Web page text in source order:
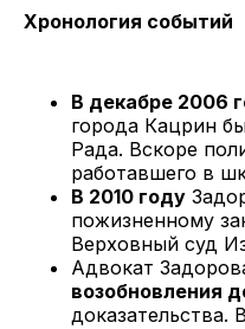
Хронология событий
В декабре 2006
города Кацрин
Рада. Вскоре
работавшего в
В 2010 году
пожизненному
Верховный суд
Адвокат
возобновления
доказательства.